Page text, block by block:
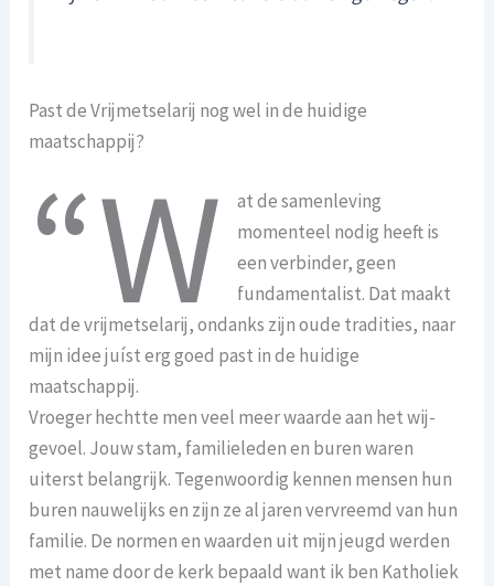
Past de Vrijmetselarij nog wel in de huidige
maatschappij?
“W
at de samenleving
momenteel nodig heeft is
een verbinder, geen
fundamentalist. Dat maakt
dat de vrijmetselarij, ondanks zijn oude tradities, naar
mijn idee juíst erg goed past in de huidige
maatschappij.
Vroeger hechtte men veel meer waarde aan het wij-
gevoel. Jouw stam, familieleden en buren waren
uiterst belangrijk. Tegenwoordig kennen mensen hun
buren nauwelijks en zijn ze al jaren vervreemd van hun
familie. De normen en waarden uit mijn jeugd werden
met name door de kerk bepaald want ik ben Katholiek